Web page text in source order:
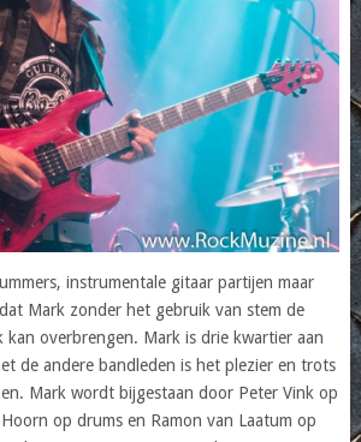
instrumentale gitaar partijen maar
Mark zonder het gebruik van stem de
overbrengen. Mark is drie kwartier aan
de andere bandleden is het plezier en trots
Mark wordt bijgestaan door Peter Vink op
op drums en Ramon van Laatum op